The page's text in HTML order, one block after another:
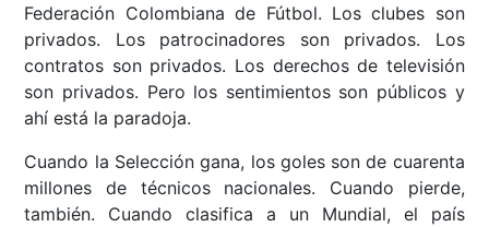
Federación Colombiana de Fútbol. Los clubes son
privados. Los patrocinadores son privados. Los
contratos son privados. Los derechos de televisión
son privados. Pero los sentimientos son públicos y
ahí está la paradoja.
Cuando la Selección gana, los goles son de cuarenta
millones de técnicos nacionales. Cuando pierde,
también. Cuando clasifica a un Mundial, el país